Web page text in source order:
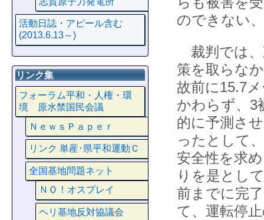
のできない
裁判では、
策を取らな
故前に15.7
かわらず、3
的に予測さ
ったとして
安全性を求
りを是とし
前までに完
て、運転停
活動日誌・アピール含む
(2013.6.13～)
リンク集
フォーラム平和・人権・環
境 原水禁国民会議
ＮｅｗｓＰａｐｅｒ
リンク 単産･県平和運動Ｃ
全国基地問題ネット
ＮＯ！オスプレイ
ヘリ基地反対協議会